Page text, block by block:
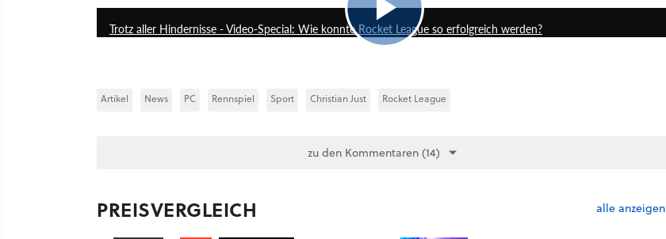
Trotz aller Hindernisse - Video-Special: Wie konnte Rocket League so erfolgreich werden?
Artikel News PC Rennspiel Sport Christian Just Rocket League
zu den Kommentaren (14)
PREISVERGLEICH alle anzeigen